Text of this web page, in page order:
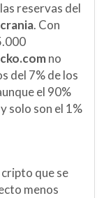
reservas del
. Con
no
del 7% de los
el 90%
solo son el 1%
que se
menos